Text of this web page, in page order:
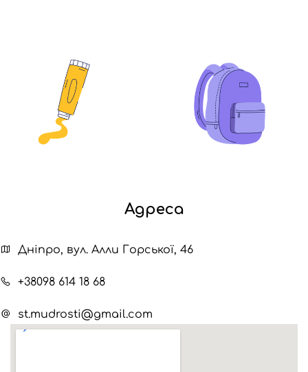
Адреса
Дніпро, вул. Алли Горської, 46
+38098 614 18 68
st.mudrosti@gmail.com